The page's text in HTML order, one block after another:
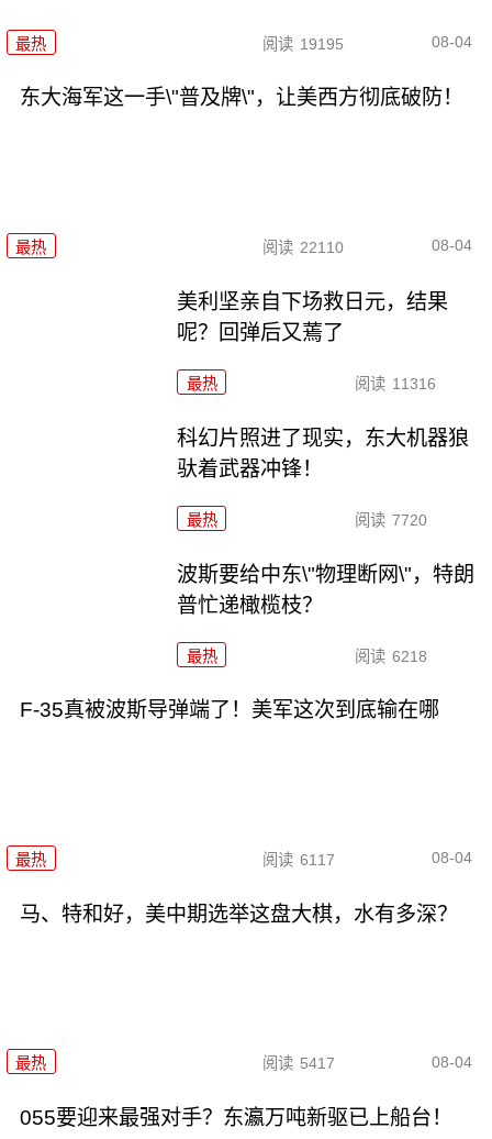
最热 阅读 19195 08-04
东大海军这一手\"普及牌\"，让美西方彻底破防！
最热 阅读 22110 08-04
美利坚亲自下场救日元，结果
呢？回弹后又蔫了
最热 阅读 11316
科幻片照进了现实，东大机器狼
驮着武器冲锋！
最热 阅读 7720
波斯要给中东\"物理断网\"，特朗
普忙递橄榄枝？
最热 阅读 6218
F-35真被波斯导弹端了！美军这次到底输在哪
最热 阅读 6117 08-04
马、特和好，美中期选举这盘大棋，水有多深？
最热 阅读 5417 08-04
055要迎来最强对手？东瀛万吨新驱已上船台！